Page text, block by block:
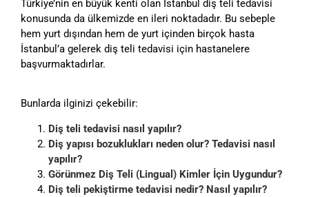
Türkiye’nin en büyük kenti olan İstanbul diş teli tedavisi
konusunda da ülkemizde en ileri noktadadır. Bu sebeple
hem yurt dışından hem de yurt içinden birçok hasta
İstanbul’a gelerek diş teli tedavisi için hastanelere
başvurmaktadırlar.
Bunlarda ilginizi çekebilir:
Diş teli tedavisi nasıl yapılır?
Diş yapısı bozuklukları neden olur? Tedavisi nasıl
yapılır?
Görünmez Diş Teli (Lingual) Kimler İçin Uygundur?
Diş teli pekiştirme tedavisi nedir? Nasıl yapılır?